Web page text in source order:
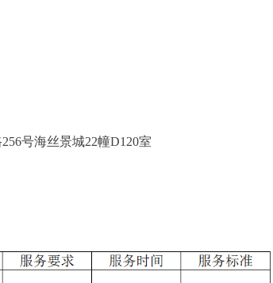
号海丝景城22幢D120室